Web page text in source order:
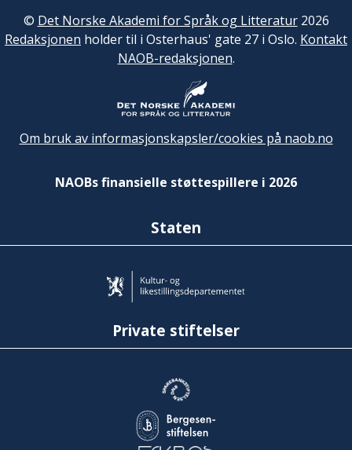
© Det Norske Akademi for Språk og Litteratur2026
Redaksjonen holder til i Osterhaus' gate 27 i Oslo. Kontakt
NAOB-redaksjonen.
Om bruk av informasjonskapsler/cookies på naob.no
NAOBs finansielle støttespillere i 2026
Staten
Private stiftelser